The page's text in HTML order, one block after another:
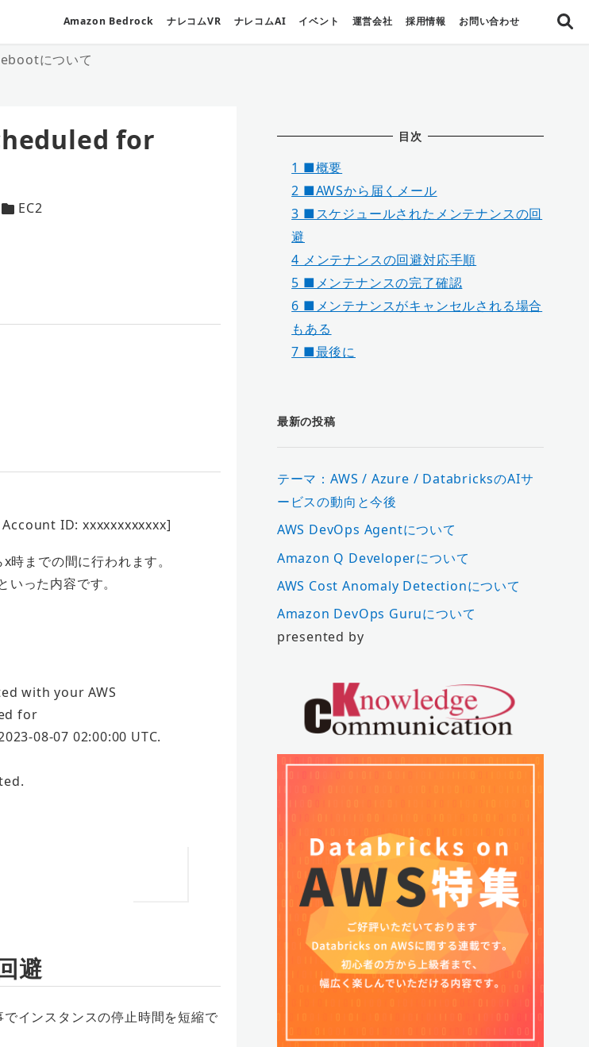
Amazon Bedrock ナレコムVR ナレコムAI イベント 運営会社 採用情報 お問い合わせ
について
for
カテゴリー
EC2
ID: xxxxxxxxxxxx]
までの間に行われます。
った内容です。
with your AWS
for
08-07 02:00:00 UTC.
避
インスタンスの停止時間を短縮で
目次
1 ■概要
2 ■AWSから届くメール
3 ■スケジュールされたメンテナンスの回
避
4 メンテナンスの回避対応手順
5 ■メンテナンスの完了確認
6 ■メンテナンスがキャンセルされる場合
もある
7 ■最後に
最新の投稿
テーマ：AWS / Azure / DatabricksのAIサ
ービスの動向と今後
AWS DevOps Agentについて
Amazon Q Developerについて
AWS Cost Anomaly Detectionについて
Amazon DevOps Guruについて
presented by